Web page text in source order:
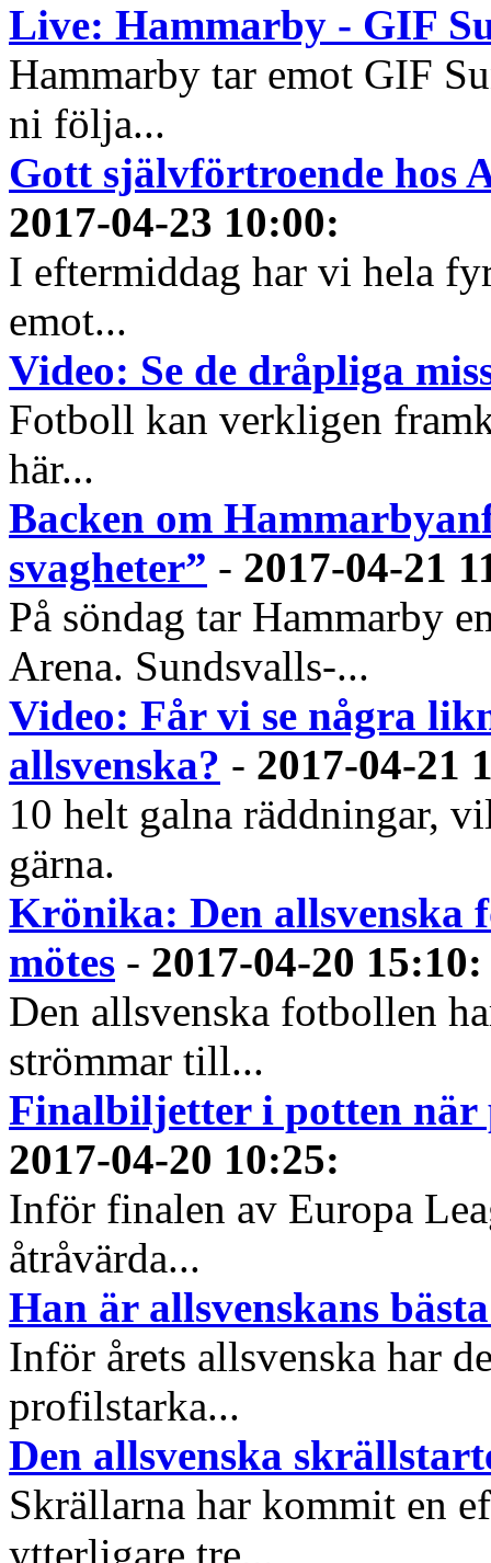
Live: Hammarby - GIF
Hammarby tar emot GIF
ni följa...
Gott självförtroende hos
2017-04-23 10:00:
I eftermiddag har vi hela
emot...
Video: Se de dråpliga
Fotboll kan verkligen
här...
Backen om
svagheter” - 2017-04-21
På söndag tar Hammarby
Arena. Sundsvalls-...
Video: Får vi se några
allsvenska? - 2017-04-21
10 helt galna räddningar,
gärna.
Krönika: Den
mötes - 2017-04-20 15:10:
Den allsvenska fotbollen
strömmar till...
Finalbiljetter i potten när
2017-04-20 10:25:
Inför finalen av Europa
åtråvärda...
Han är allsvenskans
Inför årets allsvenska har
profilstarka...
Den allsvenska
Skrällarna har kommit en